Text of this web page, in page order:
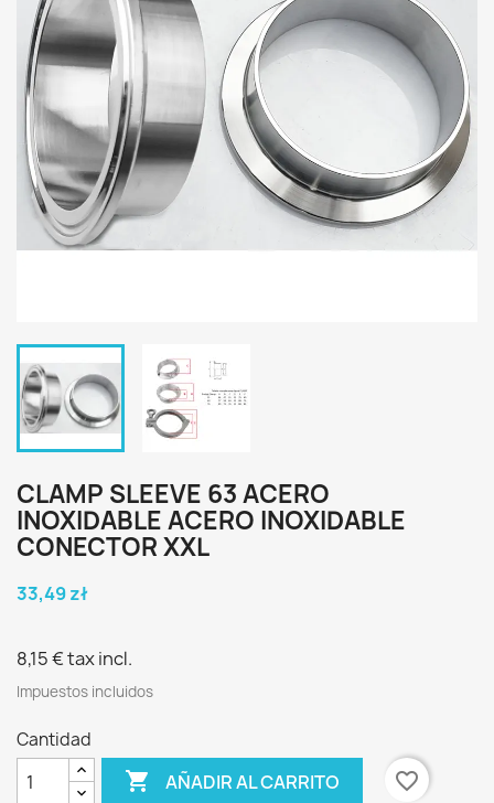
CLAMP SLEEVE 63 ACERO
INOXIDABLE ACERO INOXIDABLE
CONECTOR XXL
33,49 zł
8,15 €tax incl.
Impuestos incluidos
Cantidad
 AÑADIR AL CARRITO favorite_border